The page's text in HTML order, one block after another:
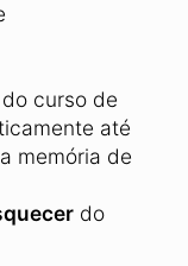
curso de
até
memória de
do